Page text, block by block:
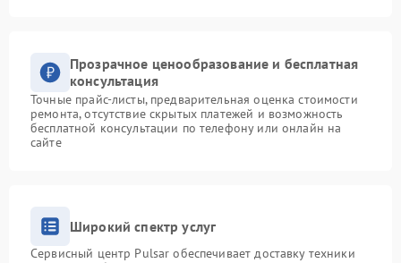
Прозрачное ценообразование и бесплатная
консультация
Точные прайс-листы, предварительная оценка стоимости
ремонта, отсутствие скрытых платежей и возможность
бесплатной консультации по телефону или онлайн на
сайте
Широкий спектр услуг
Сервисный центр Pulsar обеспечивает доставку техники